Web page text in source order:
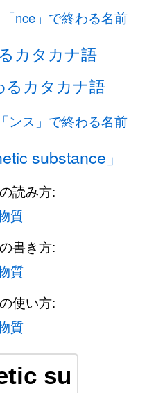
「nce」で終わる名前
カタカナ語
るカタカナ語
「ンス」で終わる名前
substance」
読み方:
質
書き方:
質
使い方:
質